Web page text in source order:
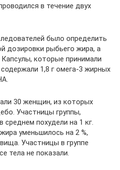
в течение двух
было определить
дозировки рыбьего жира, а
которые принимали
1,8 г омега-3 жирных
30 женщин, из которых
Участницы группы,
похудели на 1 кг.
уменьшилось на 2 %,
Участницы в группе
тела не показали.